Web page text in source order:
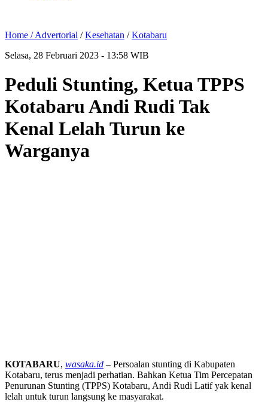
Home /Advertorial /Kesehatan /Kotabaru
Selasa, 28 Februari 2023 - 13:58 WIB
Peduli Stunting, Ketua TPPS
Kotabaru Andi Rudi Tak
Kenal Lelah Turun ke
Warganya
KOTABARU, wasaka.id – Persoalan stunting di Kabupaten
Kotabaru, terus menjadi perhatian. Bahkan Ketua Tim Percepatan
Penurunan Stunting (TPPS) Kotabaru, Andi Rudi Latif yak kenal
lelah untuk turun langsung ke masyarakat.